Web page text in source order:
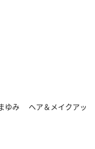
ゆみ ヘア＆メイクアッ